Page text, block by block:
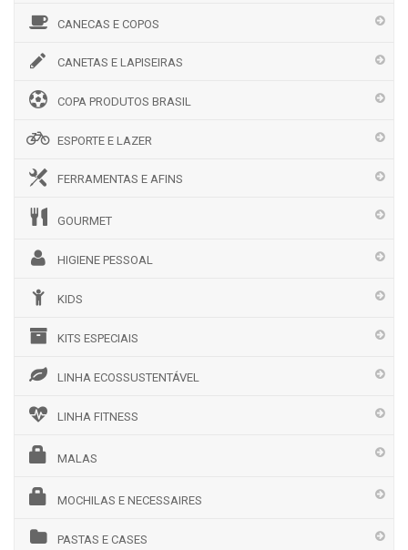
CANECAS E COPOS
CANETAS E LAPISEIRAS
COPA PRODUTOS BRASIL
ESPORTE E LAZER
FERRAMENTAS E AFINS
GOURMET
HIGIENE PESSOAL
KIDS
KITS ESPECIAIS
LINHA ECOSSUSTENTÁVEL
LINHA FITNESS
MALAS
MOCHILAS E NECESSAIRES
PASTAS E CASES